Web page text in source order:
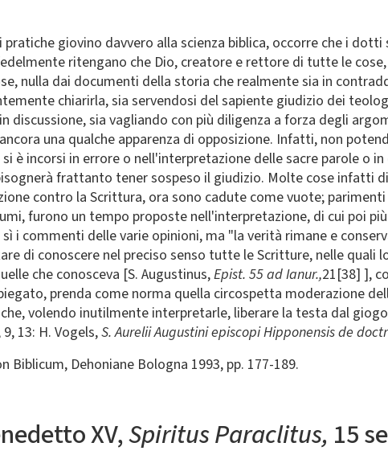
pratiche giovino davvero alla scienza biblica, occorre che i
ritengano che Dio, creatore e rettore di tutte le
nulla dai documenti della storia che realmente sia in
chiarirla, sia servendosi del sapiente giudizio dei
discussione, sia vagliando con più diligenza a forza degli
una qualche apparenza di opposizione. Infatti, non
si è incorsi in errore o nell'interpretazione delle sacre parole o
frattanto tener sospeso il giudizio. Molte cose infatti
contro la Scrittura, ora sono cadute come vuote;
furono un tempo proposte nell'interpretazione, di cui poi
i commenti delle varie opinioni, ma "la verità rimane e
di conoscere nel preciso senso tutte le Scritture, nelle quali
che conosceva [S. Augustinus,Epist. 55 ad Ianur.,21[38] ],
prenda come norma quella circospetta moderazione
volendo inutilmente interpretarle, liberare la testa dal
9, 13: H. Vogels,S. Aurelii Augustini episcopi Hipponensis de
Biblicum, Dehoniane Bologna 1993, pp. 177-189.
XV,Spiritus Paraclitus, 15